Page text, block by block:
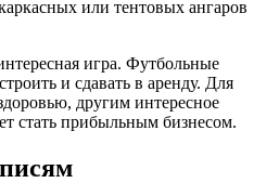
или тентовых ангаров
игра. Футбольные
и сдавать в аренду. Для
другим интересное
стать прибыльным бизнесом.